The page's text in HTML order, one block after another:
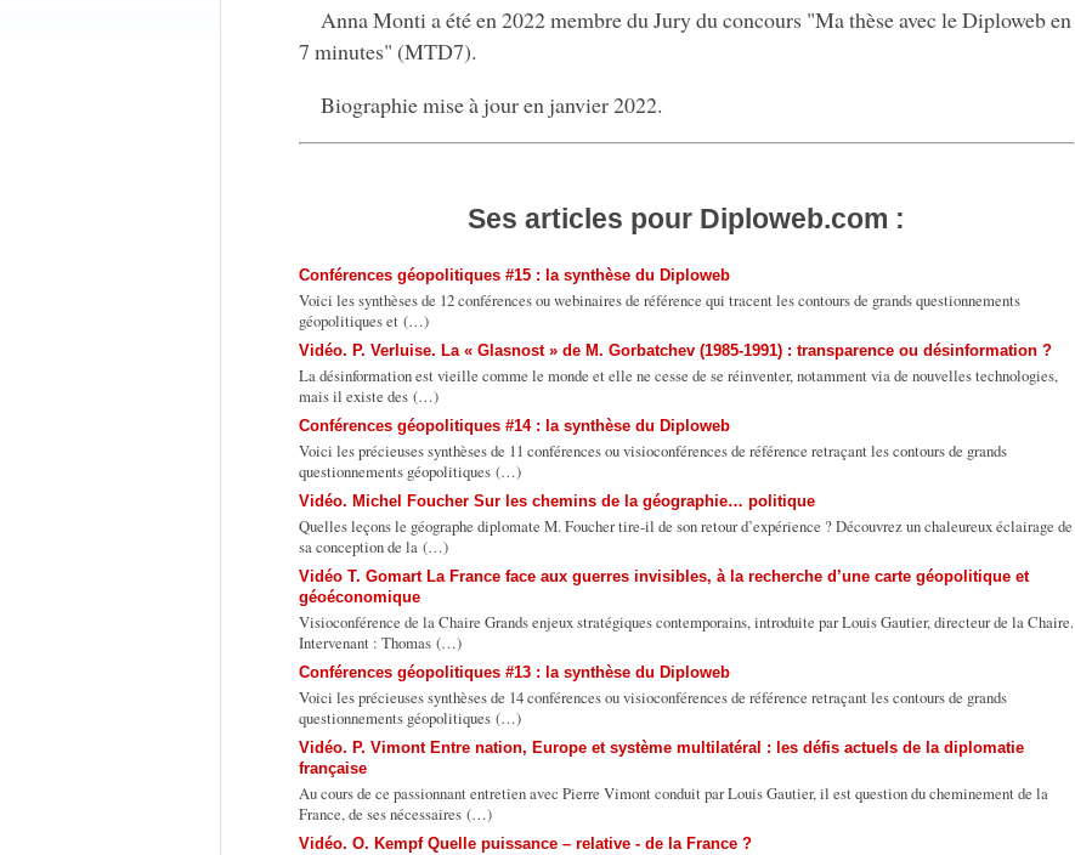
Anna Monti a été en 2022 membre du Jury du concours "Ma thèse avec le Diploweb en
7 minutes" (MTD7).
Biographie mise à jour en janvier 2022.
Ses articles pour Diploweb.com :
Conférences géopolitiques #15 : la synthèse du Diploweb
Voici les synthèses de 12 conférences ou webinaires de référence qui tracent les contours de grands questionnements
géopolitiques et (…)
Vidéo. P. Verluise. La « Glasnost » de M. Gorbatchev (1985-1991) : transparence ou désinformation ?
La désinformation est vieille comme le monde et elle ne cesse de se réinventer, notamment via de nouvelles technologies,
mais il existe des (…)
Conférences géopolitiques #14 : la synthèse du Diploweb
Voici les précieuses synthèses de 11 conférences ou visioconférences de référence retraçant les contours de grands
questionnements géopolitiques (…)
Vidéo. Michel Foucher Sur les chemins de la géographie… politique
Quelles leçons le géographe diplomate M. Foucher tire-il de son retour d’expérience ? Découvrez un chaleureux éclairage de
sa conception de la (…)
Vidéo T. Gomart La France face aux guerres invisibles, à la recherche d’une carte géopolitique et
géoéconomique
Visioconférence de la Chaire Grands enjeux stratégiques contemporains, introduite par Louis Gautier, directeur de la Chaire.
Intervenant : Thomas (…)
Conférences géopolitiques #13 : la synthèse du Diploweb
Voici les précieuses synthèses de 14 conférences ou visioconférences de référence retraçant les contours de grands
questionnements géopolitiques (…)
Vidéo. P. Vimont Entre nation, Europe et système multilatéral : les défis actuels de la diplomatie
française
Au cours de ce passionnant entretien avec Pierre Vimont conduit par Louis Gautier, il est question du cheminement de la
France, de ses nécessaires (…)
Vidéo. O. Kempf Quelle puissance – relative - de la France ?